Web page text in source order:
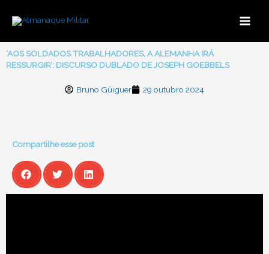
para
‘AOS SOLDADOS TRABALHADORES, A ALEMANHA IRÁ
RESSURGIR’: DISCURSO DUBLADO DE JOSEPH GOEBBELS
Bruno Güiguer 29 outubro 2024
Compartilhe esse post